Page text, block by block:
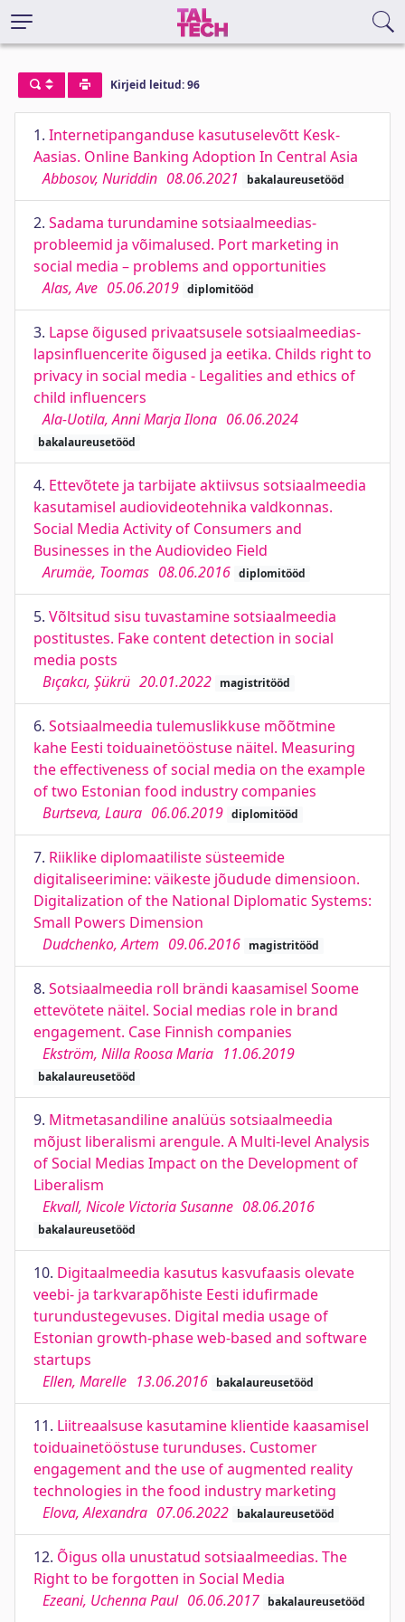
Kirjeid leitud: 96
1. Internetipanganduse kasutuselevõtt Kesk-
Aasias. Online Banking Adoption In Central Asia
Abbosov, Nuriddin 08.06.2021 bakalaureusetööd
2. Sadama turundamine sotsiaalmeedias-
probleemid ja võimalused. Port marketing in
social media – problems and opportunities
Alas, Ave 05.06.2019 diplomitööd
3. Lapse õigused privaatsusele sotsiaalmeedias-
lapsinfluencerite õigused ja eetika. Childs right to
privacy in social media - Legalities and ethics of
child influencers
Ala-Uotila, Anni Marja Ilona 06.06.2024
bakalaureusetööd
4. Ettevõtete ja tarbijate aktiivsus sotsiaalmeedia
kasutamisel audiovideotehnika valdkonnas.
Social Media Activity of Consumers and
Businesses in the Audiovideo Field
Arumäe, Toomas 08.06.2016 diplomitööd
5. Võltsitud sisu tuvastamine sotsiaalmeedia
postitustes. Fake content detection in social
media posts
Bıçakcı, Şükrü 20.01.2022 magistritööd
6. Sotsiaalmeedia tulemuslikkuse mõõtmine
kahe Eesti toiduainetööstuse näitel. Measuring
the effectiveness of social media on the example
of two Estonian food industry companies
Burtseva, Laura 06.06.2019 diplomitööd
7. Riiklike diplomaatiliste süsteemide
digitaliseerimine: väikeste jõudude dimensioon.
Digitalization of the National Diplomatic Systems:
Small Powers Dimension
Dudchenko, Artem 09.06.2016 magistritööd
8. Sotsiaalmeedia roll brändi kaasamisel Soome
ettevötete näitel. Social medias role in brand
engagement. Case Finnish companies
Ekström, Nilla Roosa Maria 11.06.2019
bakalaureusetööd
9. Mitmetasandiline analüüs sotsiaalmeedia
mõjust liberalismi arengule. A Multi-level Analysis
of Social Medias Impact on the Development of
Liberalism
Ekvall, Nicole Victoria Susanne 08.06.2016
bakalaureusetööd
10. Digitaalmeedia kasutus kasvufaasis olevate
veebi- ja tarkvarapõhiste Eesti idufirmade
turundustegevuses. Digital media usage of
Estonian growth-phase web-based and software
startups
Ellen, Marelle 13.06.2016 bakalaureusetööd
11. Liitreaalsuse kasutamine klientide kaasamisel
toiduainetööstuse turunduses. Customer
engagement and the use of augmented reality
technologies in the food industry marketing
Elova, Alexandra 07.06.2022 bakalaureusetööd
12. Õigus olla unustatud sotsiaalmeedias. The
Right to be forgotten in Social Media
Ezeani, Uchenna Paul 06.06.2017 bakalaureusetööd